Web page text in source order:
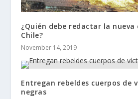
¿Quién debe redactar la
Chile?
November 14, 2019
Entregan rebeldes cuerpos de
negras